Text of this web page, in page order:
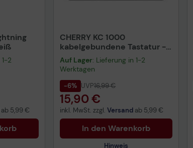
2
ab 5,99 €
CHERRY KC 1000
kabelgebundene Tastatur -
QWERTZ DE - schwarz
Auf Lager: Lieferung in 1-2
Werktagen
-6% UVP16,99 €
15,90 €
inkl. MwSt. zzgl. Versand ab 5,99 €
In den Warenkorb
Hinweis